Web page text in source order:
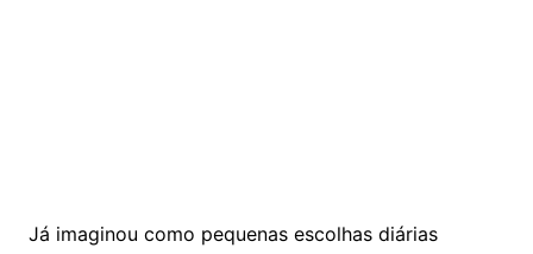
Já imaginou como pequenas escolhas diárias